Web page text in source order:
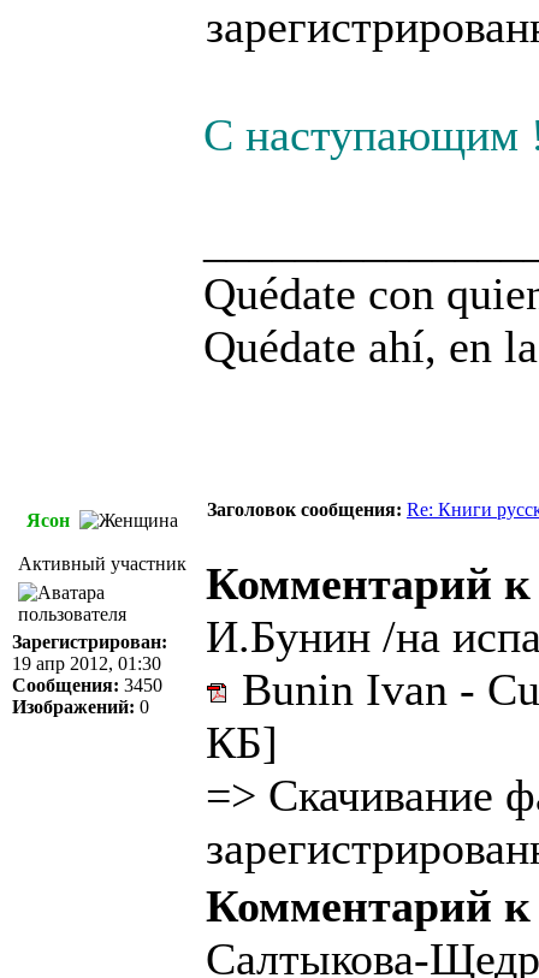
С наступающим
Quédate con
Quédate ahí, en
Ясон
Заголовок сообщения: Re: Книги
Активный участник
Зарегистрирован:
19 апр 2012, 01:30
Сообщения: 3450
Изображений: 0
Комментарий
И.Бунин /на
Bunin Ivan -
КБ]
=> Скачивание
Комментарий
Салтыкова-